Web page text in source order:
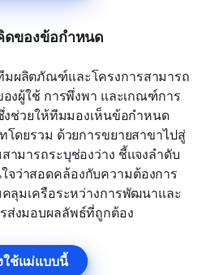
ดของข้อกำหนด
ผลิตภัณฑ์และโครงการสามารถ
งผู้ใช้ การพึ่งพา และเกณฑ์การ
งช่วยให้ทีมมองเห็นข้อกำหนด
ดยรวม ด้วยการขยายสาขาไปสู่
ามารถระบุช่องว่าง ชี้แจงลำดับ
ว่าสอดคล้องกับความต้องการ
ลุมเครือระหว่างการพัฒนาและ
ส่งมอบผลลัพธ์ที่ถูกต้อง
ใช้แม่แบบนี้